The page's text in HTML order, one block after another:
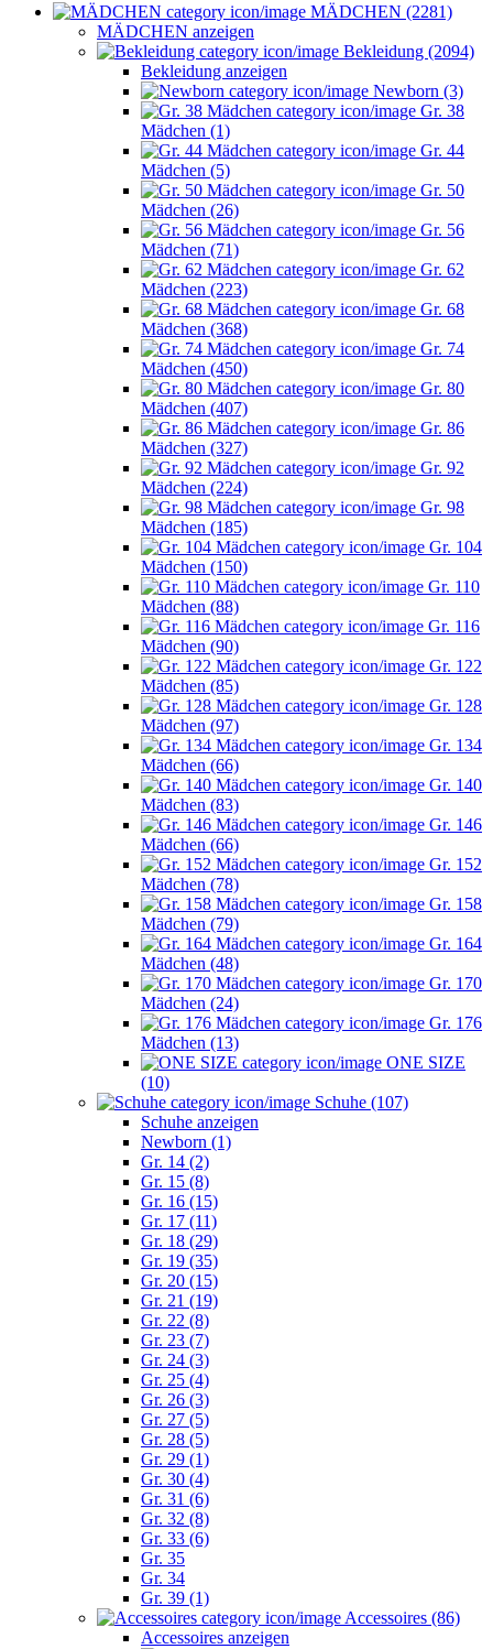
MÄDCHEN (2281)
MÄDCHEN anzeigen
Bekleidung (2094)
Bekleidung anzeigen
Newborn (3)
Gr. 38
Mädchen (1)
Gr. 44
Mädchen (5)
Gr. 50
Mädchen (26)
Gr. 56
Mädchen (71)
Gr. 62
Mädchen (223)
Gr. 68
Mädchen (368)
Gr. 74
Mädchen (450)
Gr. 80
Mädchen (407)
Gr. 86
Mädchen (327)
Gr. 92
Mädchen (224)
Gr. 98
Mädchen (185)
Gr. 104
Mädchen (150)
Gr. 110
Mädchen (88)
Gr. 116
Mädchen (90)
Gr. 122
Mädchen (85)
Gr. 128
Mädchen (97)
Gr. 134
Mädchen (66)
Gr. 140
Mädchen (83)
Gr. 146
Mädchen (66)
Gr. 152
Mädchen (78)
Gr. 158
Mädchen (79)
Gr. 164
Mädchen (48)
Gr. 170
Mädchen (24)
Gr. 176
Mädchen (13)
ONE SIZE
(10)
Schuhe (107)
Schuhe anzeigen
Newborn (1)
Gr. 14 (2)
Gr. 15 (8)
Gr. 16 (15)
Gr. 17 (11)
Gr. 18 (29)
Gr. 19 (35)
Gr. 20 (15)
Gr. 21 (19)
Gr. 22 (8)
Gr. 23 (7)
Gr. 24 (3)
Gr. 25 (4)
Gr. 26 (3)
Gr. 27 (5)
Gr. 28 (5)
Gr. 29 (1)
Gr. 30 (4)
Gr. 31 (6)
Gr. 32 (8)
Gr. 33 (6)
Gr. 35
Gr. 34
Gr. 39 (1)
Accessoires (86)
Accessoires anzeigen